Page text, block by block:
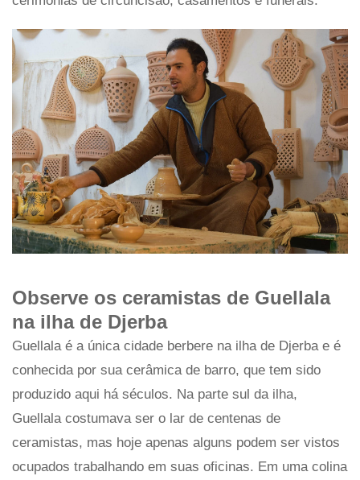
Observe os ceramistas de Guellala
na ilha de Djerba
Guellala é a única cidade berbere na ilha de Djerba e é
conhecida por sua cerâmica de barro, que tem sido
produzido aqui há séculos. Na parte sul da ilha,
Guellala costumava ser o lar de centenas de
ceramistas, mas hoje apenas alguns podem ser vistos
ocupados trabalhando em suas oficinas. Em uma colina